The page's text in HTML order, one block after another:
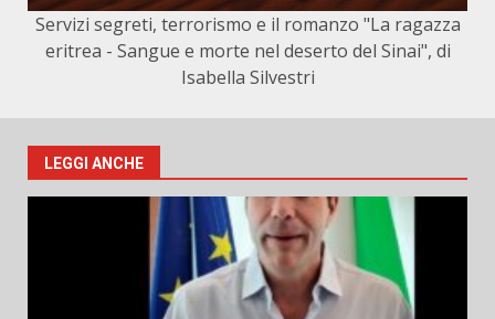
Servizi segreti, terrorismo e il romanzo "La ragazza
eritrea - Sangue e morte nel deserto del Sinai", di
Isabella Silvestri
LEGGI ANCHE